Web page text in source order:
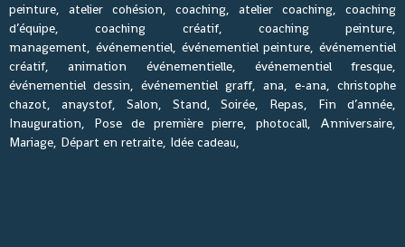
peinture, atelier cohésion, coaching, atelier coaching, coaching
d’équipe, coaching créatif, coaching peinture,
management, événementiel, événementiel peinture, événementiel
créatif, animation événementielle, événementiel fresque,
événementiel dessin, événementiel graff, ana, e-ana, christophe
chazot, anaystof, Salon, Stand, Soirée, Repas, Fin d’année,
Inauguration, Pose de première pierre, photocall, Anniversaire,
Mariage, Départ en retraite, Idée cadeau,